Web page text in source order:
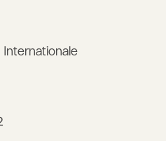
Internationale